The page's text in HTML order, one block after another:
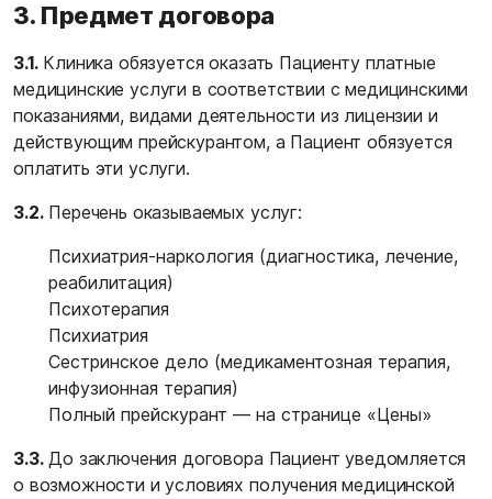
3. Предмет договора
3.1.Клиника обязуется оказать Пациенту платные
медицинские услуги в соответствии с медицинскими
показаниями, видами деятельности из лицензии и
действующим прейскурантом, а Пациент обязуется
оплатить эти услуги.
3.2.Перечень оказываемых услуг:
Психиатрия-наркология (диагностика, лечение,
реабилитация)
Психотерапия
Психиатрия
Сестринское дело (медикаментозная терапия,
инфузионная терапия)
Полный прейскурант — на странице «Цены»
3.3.До заключения договора Пациент уведомляется
о возможности и условиях получения медицинской